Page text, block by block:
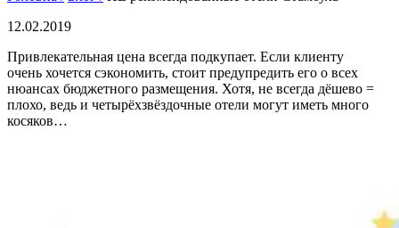
12.02.2019
Привлекательная цена всегда подкупает. Если клиенту
очень хочется сэкономить, стоит предупредить его о всех
нюансах бюджетного размещения. Хотя, не всегда дёшево =
плохо, ведь и четырёхзвёздочные отели могут иметь много
косяков…